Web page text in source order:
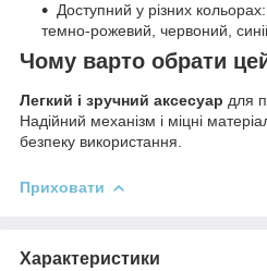
Доступний у різних
темно-рожевий, червоний,
Чому варто обрати
Легкий і зручний аксесуар для
Надійний механізм і міцні
безпеку використання.
Приховати
Характеристики